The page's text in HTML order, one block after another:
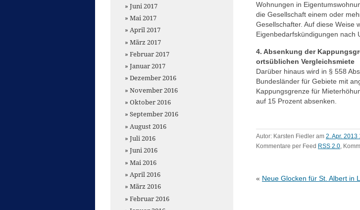
Wohnungen in
die Gesellschaft einem oder
Gesellschafter. Auf diese Weise
Eigenbedarfskündigungen nach
4. Absenkung der
ortsüblichen Vergleichsmiete
Darüber hinaus wird in § 558
Bundesländer für Gebiete mit
Kappungsgrenze für
auf 15 Prozent absenken.
Autor: Karsten Fiedler am 2. Apr. 2013
Kommentare per Feed RSS 2.0,
« Neue Glocken für St. Albert in
Juni 2017
Mai 2017
April 2017
März 2017
Februar 2017
Januar 2017
Dezember 2016
November 2016
Oktober 2016
September 2016
August 2016
Juli 2016
Juni 2016
Mai 2016
April 2016
März 2016
Februar 2016